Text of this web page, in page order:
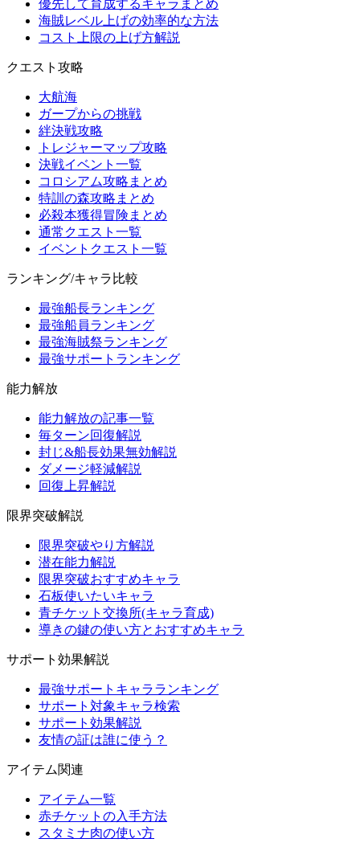
優先して育成するキャラまとめ
海賊レベル上げの効率的な方法
コスト上限の上げ方解説
クエスト攻略
大航海
ガープからの挑戦
絆決戦攻略
トレジャーマップ攻略
決戦イベント一覧
コロシアム攻略まとめ
特訓の森攻略まとめ
必殺本獲得冒険まとめ
通常クエスト一覧
イベントクエスト一覧
ランキング/キャラ比較
最強船長ランキング
最強船員ランキング
最強海賊祭ランキング
最強サポートランキング
能力解放
能力解放の記事一覧
毎ターン回復解説
封じ&船長効果無効解説
ダメージ軽減解説
回復上昇解説
限界突破解説
限界突破やり方解説
潜在能力解説
限界突破おすすめキャラ
石板使いたいキャラ
青チケット交換所(キャラ育成)
導きの鍵の使い方とおすすめキャラ
サポート効果解説
最強サポートキャラランキング
サポート対象キャラ検索
サポート効果解説
友情の証は誰に使う？
アイテム関連
アイテム一覧
赤チケットの入手方法
スタミナ肉の使い方